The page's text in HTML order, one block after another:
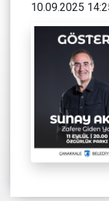
10.09.2025